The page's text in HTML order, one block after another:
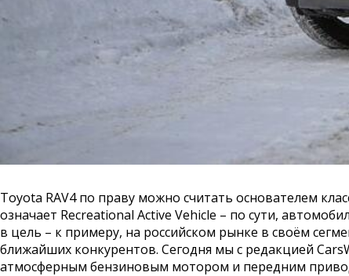
Toyota RAV4 по праву можно считать основателем
означает Recreational Active Vehicle – по сути,
в цель – к примеру, на российском рынке в своём
ближайших конкурентов. Сегодня мы с редакцией
атмосферным бензиновым мотором и передним